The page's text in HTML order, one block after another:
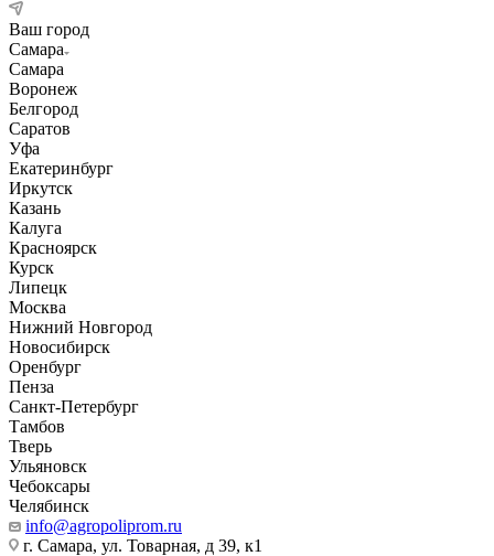
Ваш город
Самара
Самара
Воронеж
Белгород
Саратов
Уфа
Екатеринбург
Иркутск
Казань
Калуга
Красноярск
Курск
Липецк
Москва
Нижний Новгород
Новосибирск
Оренбург
Пенза
Санкт-Петербург
Тамбов
Тверь
Ульяновск
Чебоксары
Челябинск
info@agropoliprom.ru
г. Самара, ул. Товарная, д 39, к1